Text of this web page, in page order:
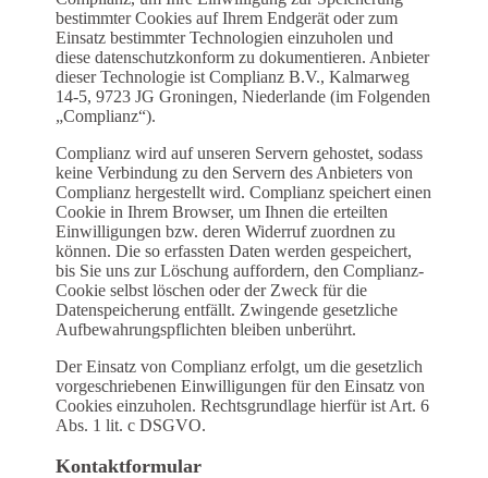
bestimmter Cookies auf Ihrem Endgerät oder zum
Einsatz bestimmter Technologien einzuholen und
diese datenschutzkonform zu dokumentieren. Anbieter
dieser Technologie ist Complianz B.V., Kalmarweg
14-5, 9723 JG Groningen, Niederlande (im Folgenden
„Complianz“).
Complianz wird auf unseren Servern gehostet, sodass
keine Verbindung zu den Servern des Anbieters von
Complianz hergestellt wird. Complianz speichert einen
Cookie in Ihrem Browser, um Ihnen die erteilten
Einwilligungen bzw. deren Widerruf zuordnen zu
können. Die so erfassten Daten werden gespeichert,
bis Sie uns zur Löschung auffordern, den Complianz-
Cookie selbst löschen oder der Zweck für die
Datenspeicherung entfällt. Zwingende gesetzliche
Aufbewahrungspflichten bleiben unberührt.
Der Einsatz von Complianz erfolgt, um die gesetzlich
vorgeschriebenen Einwilligungen für den Einsatz von
Cookies einzuholen. Rechtsgrundlage hierfür ist Art. 6
Abs. 1 lit. c DSGVO.
Kontaktformular